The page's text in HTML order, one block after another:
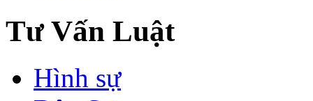
Tư Vấn Luật
Hình sự